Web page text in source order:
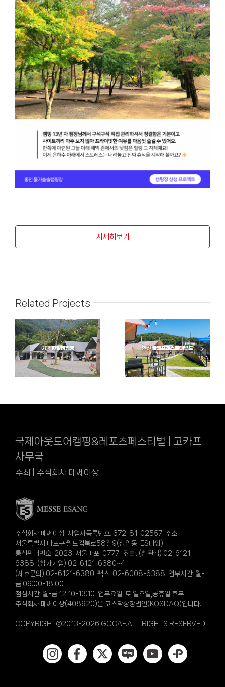
자세히보기
Related Projects
국제아웃도어캠핑&레포츠페스티벌 | 고카프
사무국
주최 | 주식회사 메쎄이상
주식회사 메쎄이상 사업자등록번호. 372-81-02557 주소.
서울특별시 마포구 월드컵북로58길9(상암동, ES타워)
통신판매번호. 2023-서울마포-0777 전화. (참관객) 02-6121-
6388 (참가기업) 02-6121-6380~4
(제휴문의) 02-6121-6380 팩스. 02-6008-6388 업무시간. 월-
금 09:00-18:00
점심시간. 월-금 12:10-13:10 업무요일. 토,일요일,공휴일 휴무
주식회사 메쎄이상(408920)은 코스닥상장법인(KOSDAQ)입니다.
COPYRIGHT©2013-2026 GOCAF.ALL RIGHTS RESERVED.